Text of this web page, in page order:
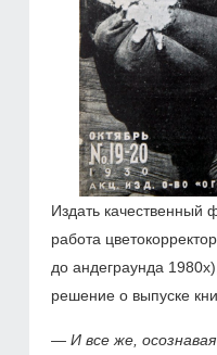
Издать качественный
работа
до андеграунда
решение о выпуске
— И все же,